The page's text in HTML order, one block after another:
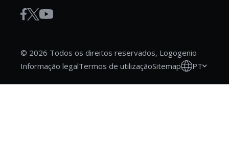
© 2026 Todos os direitos reservados, Logogenio
Informação legalTermos de utilizaçãoSitemap PT